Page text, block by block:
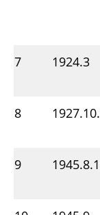
7
1924.3
8
9